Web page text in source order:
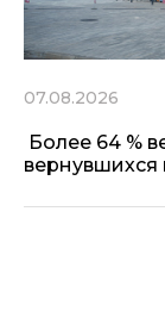
07.08.2026
Более 64 %
вернувшихся